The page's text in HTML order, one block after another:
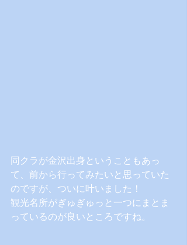
同クラが金沢出身ということもあっ
て、前から行ってみたいと思っていた
のですが、ついに叶いました！
観光名所がぎゅぎゅっと一つにまとま
っているのが良いところですね。